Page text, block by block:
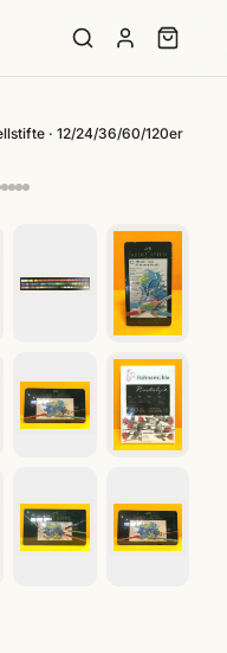
· 12/24/36/60/120er